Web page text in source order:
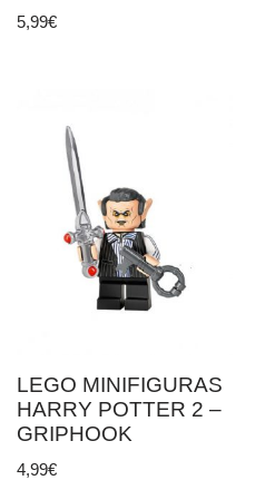
5,99€
LEGO MINIFIGURAS
HARRY POTTER 2 –
GRIPHOOK
4,99€